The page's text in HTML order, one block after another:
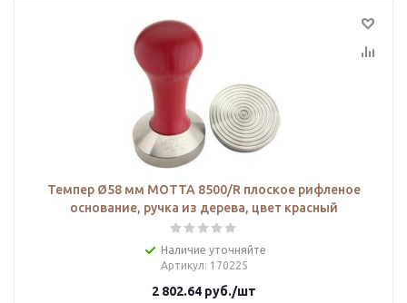
Темпер Ø58 мм MOTTA 8500/R плоское рифленое
основание, ручка из дерева, цвет красный
Наличие уточняйте
Артикул: 170225
2 802.64 руб./шт